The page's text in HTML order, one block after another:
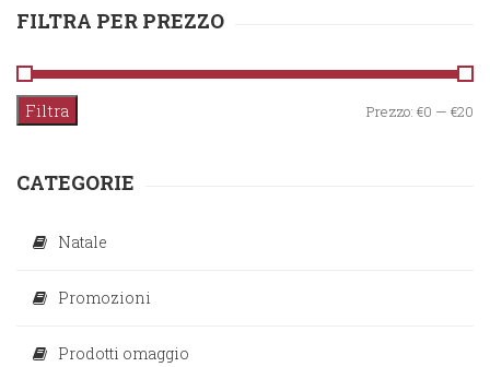
FILTRA PER PREZZO
Filtra Prezzo: €0 — €20
CATEGORIE
Natale
Promozioni
Prodotti omaggio